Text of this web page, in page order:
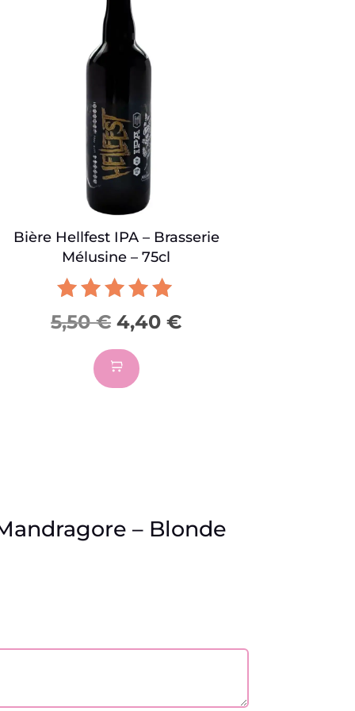
Bière Hellfest IPA – Brasserie
Mélusine – 75cl
Note
5.00
sur 5
5,50€ Le
prix
initial
4,40€Le
– Blonde